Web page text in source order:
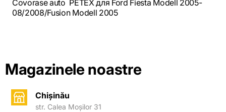
Covorase auto PETEX для Ford Fiesta Modell 2005-
08/2008/Fusion Modell 2005
Magazinele noastre
Chișinău
str. Calea Moșilor 31